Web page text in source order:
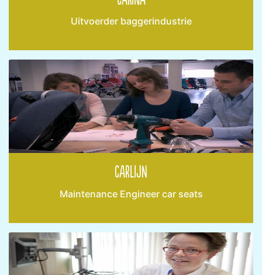
Uitvoerder baggerindustrie
Carlijn
Maintenance Engineer car seats